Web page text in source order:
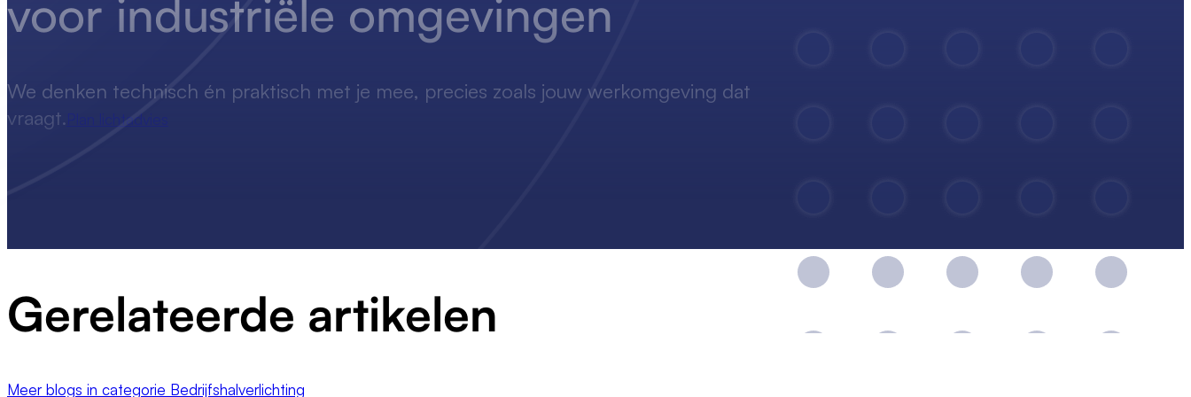
voor industriële omgevingen
We denken technisch én praktisch met je mee, precies zoals jouw werkomgeving dat
vraagt.Plan lichtadvies
Gerelateerde artikelen
Meer blogs in categorie Bedrijfshalverlichting